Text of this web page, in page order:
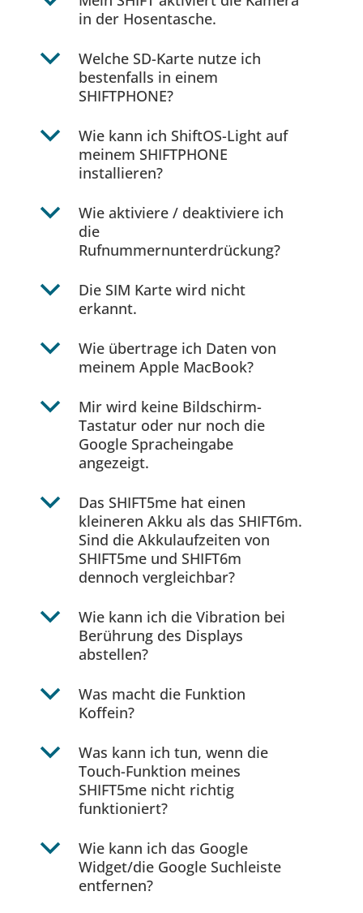
in der Hosentasche.
b
Welche SD-Karte nutze ich
bestenfalls in einem
SHIFTPHONE?
b
Wie kann ich ShiftOS-Light auf
meinem SHIFTPHONE
installieren?
b
Wie aktiviere / deaktiviere ich
die
Rufnummernunterdrückung?
b
Die SIM Karte wird nicht
erkannt.
b
Wie übertrage ich Daten von
meinem Apple MacBook?
b
Mir wird keine Bildschirm-
Tastatur oder nur noch die
Google Spracheingabe
angezeigt.
b
Das SHIFT5me hat einen
kleineren Akku als das SHIFT6m.
Sind die Akkulaufzeiten von
SHIFT5me und SHIFT6m
dennoch vergleichbar?
b
Wie kann ich die Vibration bei
Berührung des Displays
abstellen?
b
Was macht die Funktion
Koffein?
b
Was kann ich tun, wenn die
Touch-Funktion meines
SHIFT5me nicht richtig
funktioniert?
b
Wie kann ich das Google
Widget/die Google Suchleiste
entfernen?